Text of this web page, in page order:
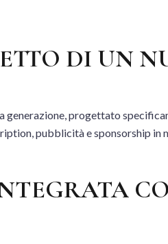
DI UN
generazione, progettato
pubblicità e sponsorship